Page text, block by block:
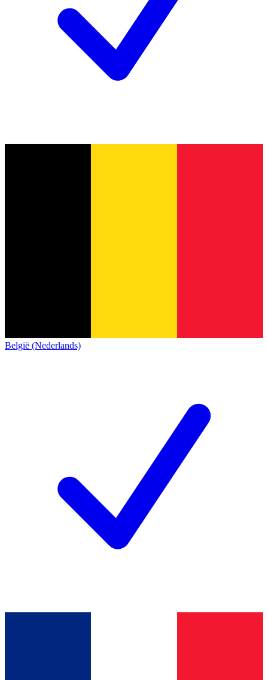
België (Nederlands)